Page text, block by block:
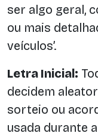
ser algo geral,
ou mais
veículos’.
Letra Inicial:
decidem
sorteio ou
usada durante